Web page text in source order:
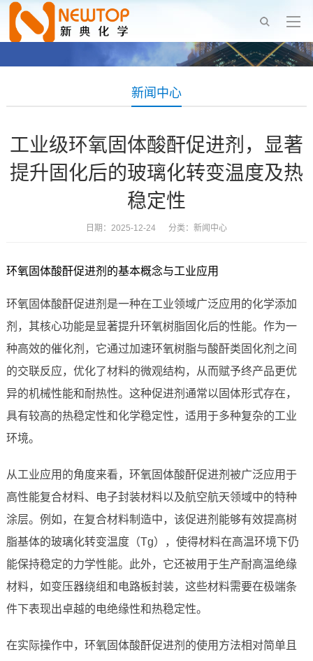
新闻中心
工业级环氧固体酸酐促进剂，显著
提升固化后的玻璃化转变温度及热
稳定性
日期：2025-12-24 分类： 新闻中心
环氧固体酸酐促进剂的基本概念与工业应用
环氧固体酸酐促进剂是一种在工业领域广泛应用的化学添加
剂，其核心功能是显著提升环氧树脂固化后的性能。作为一
种高效的催化剂，它通过加速环氧树脂与酸酐类固化剂之间
的交联反应，优化了材料的微观结构，从而赋予终产品更优
异的机械性能和耐热性。这种促进剂通常以固体形式存在，
具有较高的热稳定性和化学稳定性，适用于多种复杂的工业
环境。
从工业应用的角度来看，环氧固体酸酐促进剂被广泛应用于
高性能复合材料、电子封装材料以及航空航天领域中的特种
涂层。例如，在复合材料制造中，该促进剂能够有效提高树
脂基体的玻璃化转变温度（Tg），使得材料在高温环境下仍
能保持稳定的力学性能。此外，它还被用于生产耐高温绝缘
材料，如变压器绕组和电路板封装，这些材料需要在极端条
件下表现出卓越的电绝缘性和热稳定性。
在实际操作中，环氧固体酸酐促进剂的使用方法相对简单且